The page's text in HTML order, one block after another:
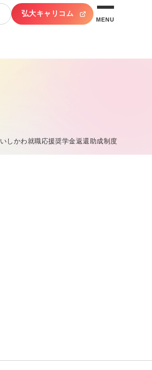
弘大キャリコム
MENU
いしかわ就職応援奨学金返還助成制度